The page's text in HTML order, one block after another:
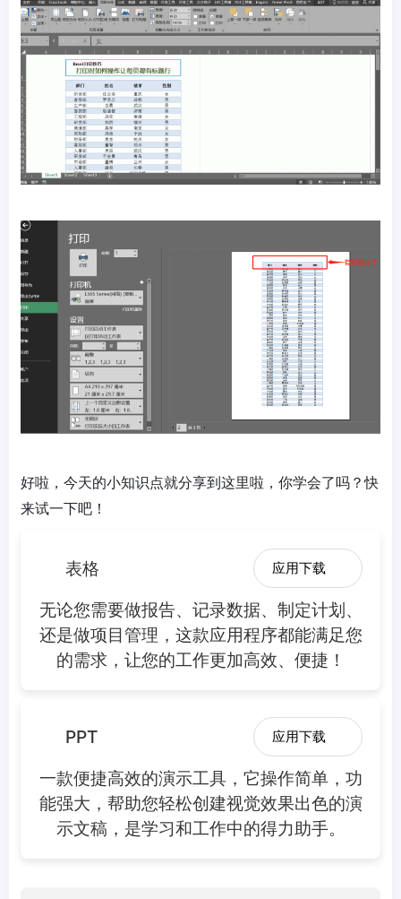
好啦，今天的小知识点就分享到这里啦，你学会了吗？快
来试一下吧！
表格 应用下载
无论您需要做报告、记录数据、制定计划、
还是做项目管理，这款应用程序都能满足您
的需求，让您的工作更加高效、便捷！
PPT 应用下载
一款便捷高效的演示工具，它操作简单，功
能强大，帮助您轻松创建视觉效果出色的演
示文稿，是学习和工作中的得力助手。